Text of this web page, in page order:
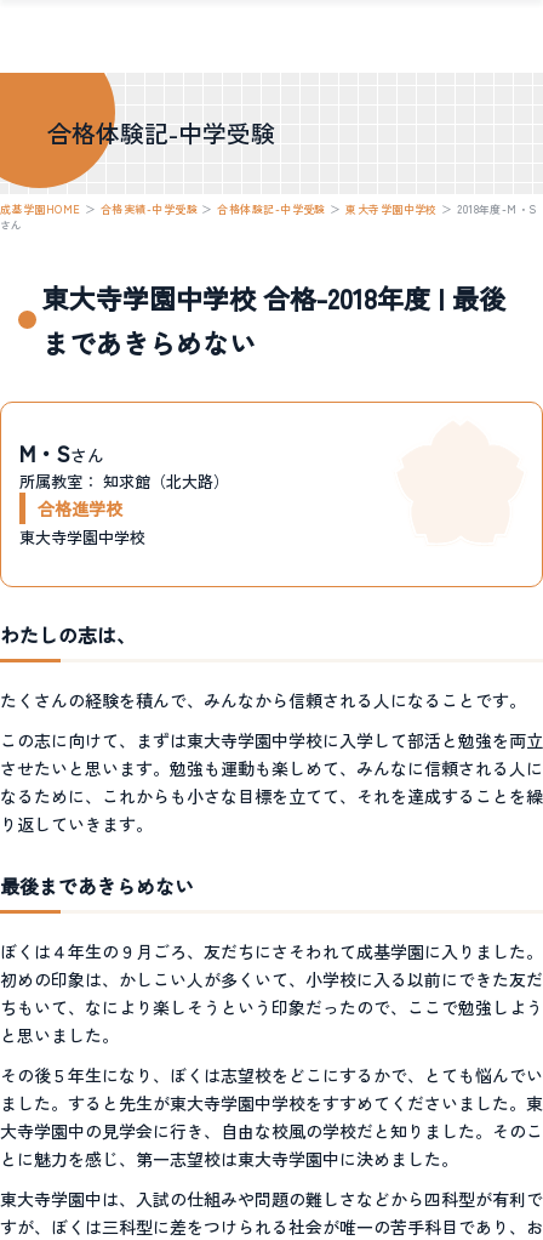
合格体験記-中学受験
成基学園HOME ＞ 合格実績-中学受験 ＞合格体験記-中学受験 ＞東大寺学園中学校 ＞2018年度-M・S
さん
東大寺学園中学校 合格-2018年度 | 最後
まであきらめない
M・Sさん
所属教室： 知求館（北大路）
合格進学校
東大寺学園中学校
わたしの志は、
たくさんの経験を積んで、みんなから信頼される人になることです。
この志に向けて、まずは東大寺学園中学校に入学して部活と勉強を両立
させたいと思います。勉強も運動も楽しめて、みんなに信頼される人に
なるために、これからも小さな目標を立てて、それを達成することを繰
り返していきます。
最後まであきらめない
ぼくは４年生の９月ごろ、友だちにさそわれて成基学園に入りました。
初めの印象は、かしこい人が多くいて、小学校に入る以前にできた友だ
ちもいて、なにより楽しそうという印象だったので、ここで勉強しよう
と思いました。
その後５年生になり、ぼくは志望校をどこにするかで、とても悩んでい
ました。すると先生が東大寺学園中学校をすすめてくださいました。東
大寺学園中の見学会に行き、自由な校風の学校だと知りました。そのこ
とに魅力を感じ、第一志望校は東大寺学園中に決めました。
東大寺学園中は、入試の仕組みや問題の難しさなどから四科型が有利で
すが、ぼくは三科型に差をつけられる社会が唯一の苦手科目であり、お